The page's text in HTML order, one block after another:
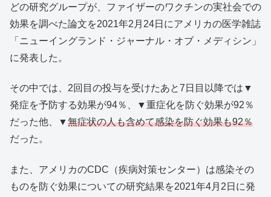
どの研究グループが、ファイザーのワクチンの実社会での
効果を調べた論文を2021年2月24日にアメリカの医学雑誌
「ニューイングランド・ジャーナル・オブ・メディシン」
に発表した。
その中では、2回目の投与を受けたあと7日目以降では▼
発症を予防する効果が94％、▼重症化を防ぐ効果が92％
だった他、▼無症状の人も含めて感染を防ぐ効果も92％
だった。
また、アメリカのCDC（疾病対策センター）は感染その
ものを防ぐ効果についての研究結果を2021年4月2日に発